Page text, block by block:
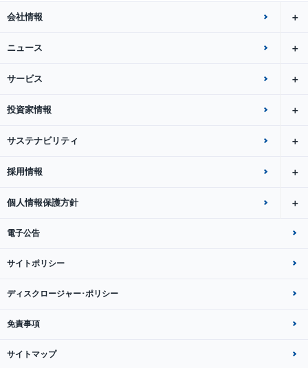
会社情報
ニュース
サービス
投資家情報
サステナビリティ
採用情報
個人情報保護方針
電子公告
サイトポリシー
ディスクロージャー･ポリシー
免責事項
サイトマップ